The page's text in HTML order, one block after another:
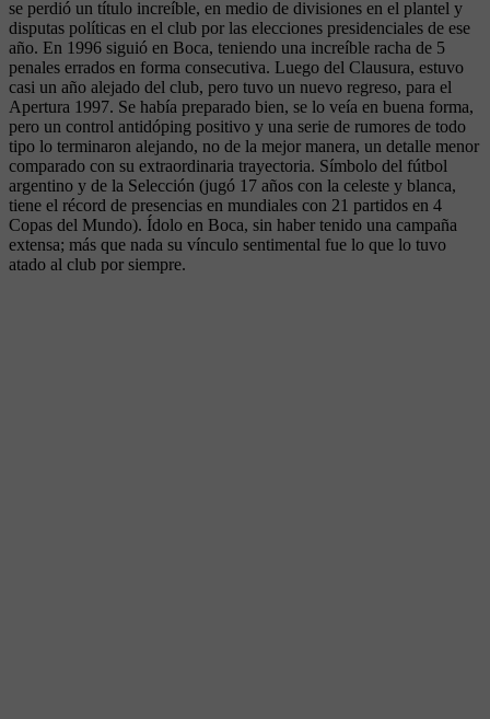
se perdió un título increíble, en medio de divisiones en el plantel y
disputas políticas en el club por las elecciones presidenciales de ese
año. En 1996 siguió en Boca, teniendo una increíble racha de 5
penales errados en forma consecutiva. Luego del Clausura, estuvo
casi un año alejado del club, pero tuvo un nuevo regreso, para el
Apertura 1997. Se había preparado bien, se lo veía en buena forma,
pero un control antidóping positivo y una serie de rumores de todo
tipo lo terminaron alejando, no de la mejor manera, un detalle menor
comparado con su extraordinaria trayectoria. Símbolo del fútbol
argentino y de la Selección (jugó 17 años con la celeste y blanca,
tiene el récord de presencias en mundiales con 21 partidos en 4
Copas del Mundo). Ídolo en Boca, sin haber tenido una campaña
extensa; más que nada su vínculo sentimental fue lo que lo tuvo
atado al club por siempre.